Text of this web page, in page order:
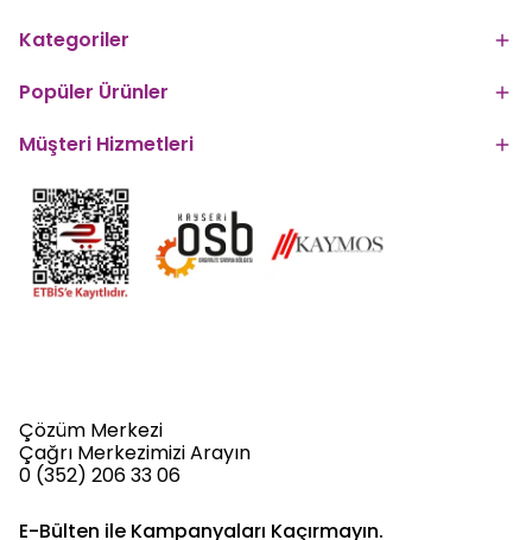
Kategoriler
Popüler Ürünler
Müşteri Hizmetleri
Çözüm Merkezi
Çağrı Merkezimizi Arayın
0 (352) 206 33 06
E-Bülten ile Kampanyaları Kaçırmayın.